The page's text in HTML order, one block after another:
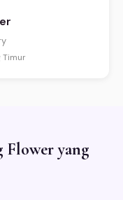
Timur
yang